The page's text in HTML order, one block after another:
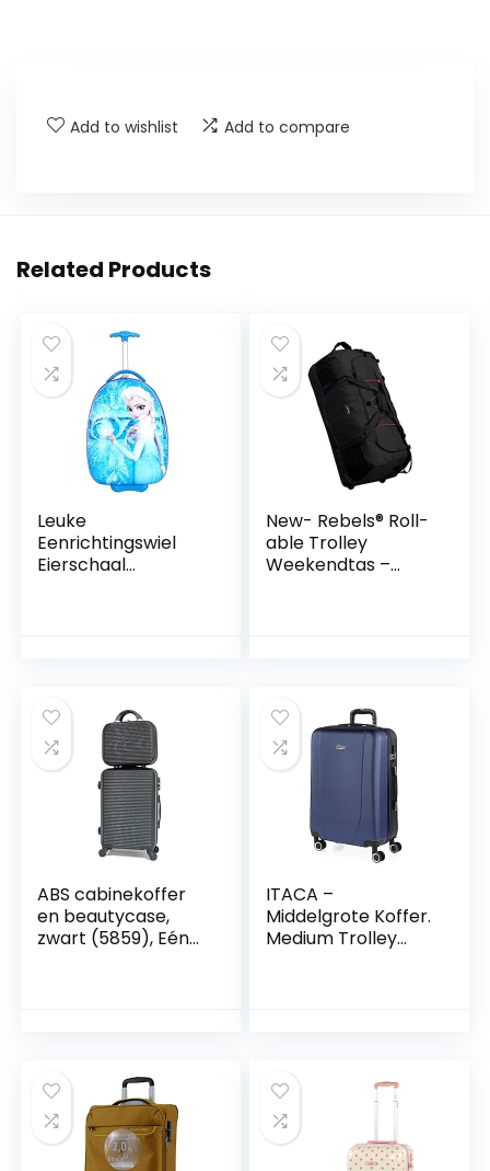
Add to wishlist Add to compare
Related Products
Leuke
Eenrichtingswiel
Eierschaal
New- Rebels® Roll-
able Trolley
Weekendtas –
ABS cabinekoffer
en beautycase,
zwart (5859), Eén
ITACA –
Middelgrote Koffer.
Medium Trolley